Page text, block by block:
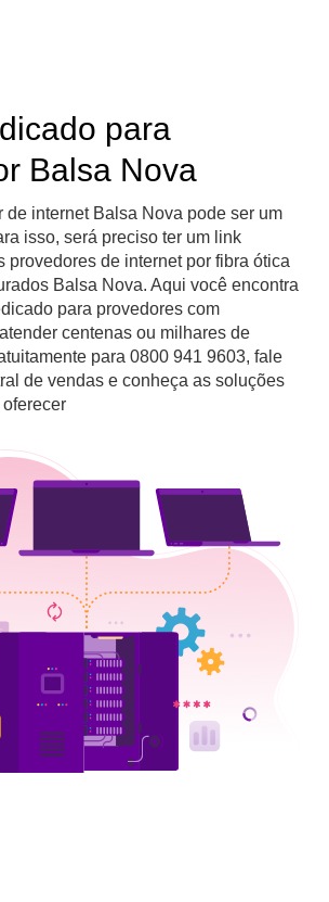
para
Balsa Nova
de internet Balsa Nova pode ser um
isso, será preciso ter um link
provedores de internet por fibra ótica
Balsa Nova. Aqui você encontra
para provedores com
centenas ou milhares de
para 0800 941 9603, fale
de vendas e conheça as soluções